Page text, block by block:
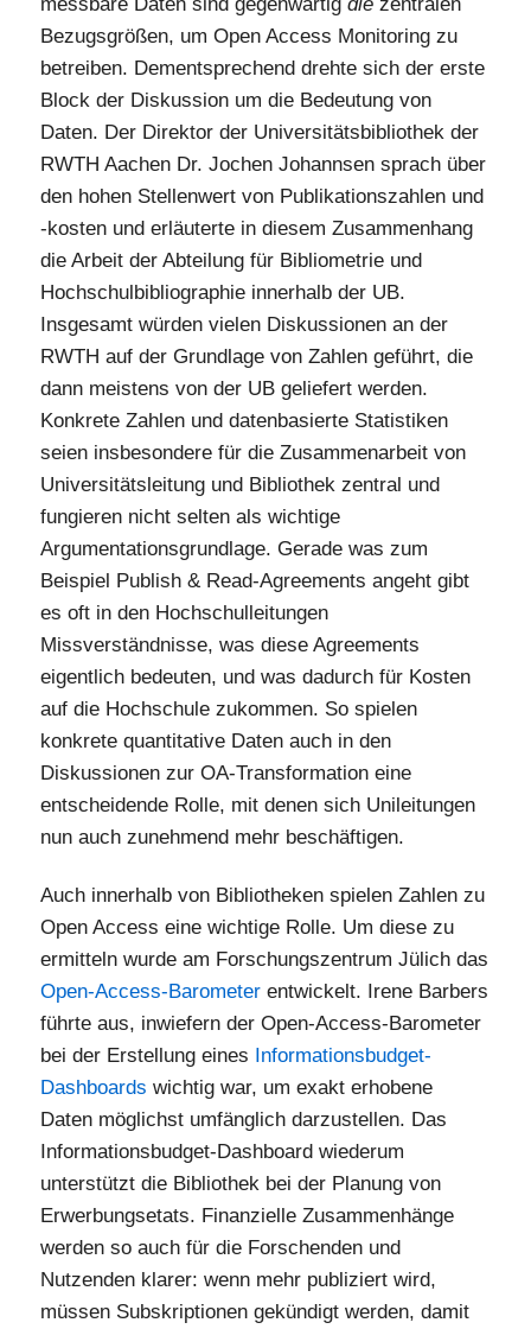
messbare Daten sind gegenwärtigdiezentralen
Bezugsgrößen, um Open Access Monitoring zu
betreiben. Dementsprechend drehte sich der erste
Block der Diskussion um die Bedeutung von
Daten. Der Direktor der Universitätsbibliothek der
RWTH Aachen Dr. Jochen Johannsen sprach über
den hohen Stellenwert von Publikationszahlen und
-kosten und erläuterte in diesem Zusammenhang
die Arbeit der Abteilung für Bibliometrie und
Hochschulbibliographie innerhalb der UB.
Insgesamt würden vielen Diskussionen an der
RWTH auf der Grundlage von Zahlen geführt, die
dann meistens von der UB geliefert werden.
Konkrete Zahlen und datenbasierte Statistiken
seien insbesondere für die Zusammenarbeit von
Universitätsleitung und Bibliothek zentral und
fungieren nicht selten als wichtige
Argumentationsgrundlage. Gerade was zum
Beispiel Publish & Read-Agreements angeht gibt
es oft in den Hochschulleitungen
Missverständnisse, was diese Agreements
eigentlich bedeuten, und was dadurch für Kosten
auf die Hochschule zukommen. So spielen
konkrete quantitative Daten auch in den
Diskussionen zur OA-Transformation eine
entscheidende Rolle, mit denen sich Unileitungen
nun auch zunehmend mehr beschäftigen.
Auch innerhalb von Bibliotheken spielen Zahlen zu
Open Access eine wichtige Rolle. Um diese zu
ermitteln wurde am Forschungszentrum Jülich das
Open-Access-Barometer entwickelt. Irene Barbers
führte aus, inwiefern der Open-Access-Barometer
bei der Erstellung eines Informationsbudget-
Dashboards wichtig war, um exakt erhobene
Daten möglichst umfänglich darzustellen. Das
Informationsbudget-Dashboard wiederum
unterstützt die Bibliothek bei der Planung von
Erwerbungsetats. Finanzielle Zusammenhänge
werden so auch für die Forschenden und
Nutzenden klarer: wenn mehr publiziert wird,
müssen Subskriptionen gekündigt werden, damit